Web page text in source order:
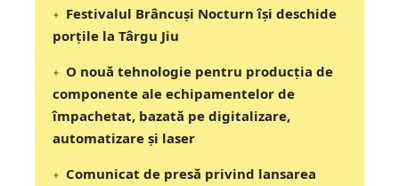
Festivalul Brâncuși Nocturn își deschide
porțile la Târgu Jiu
O nouă tehnologie pentru producția de
componente ale echipamentelor de
împachetat, bazată pe digitalizare,
automatizare și laser
Comunicat de presă privind lansarea